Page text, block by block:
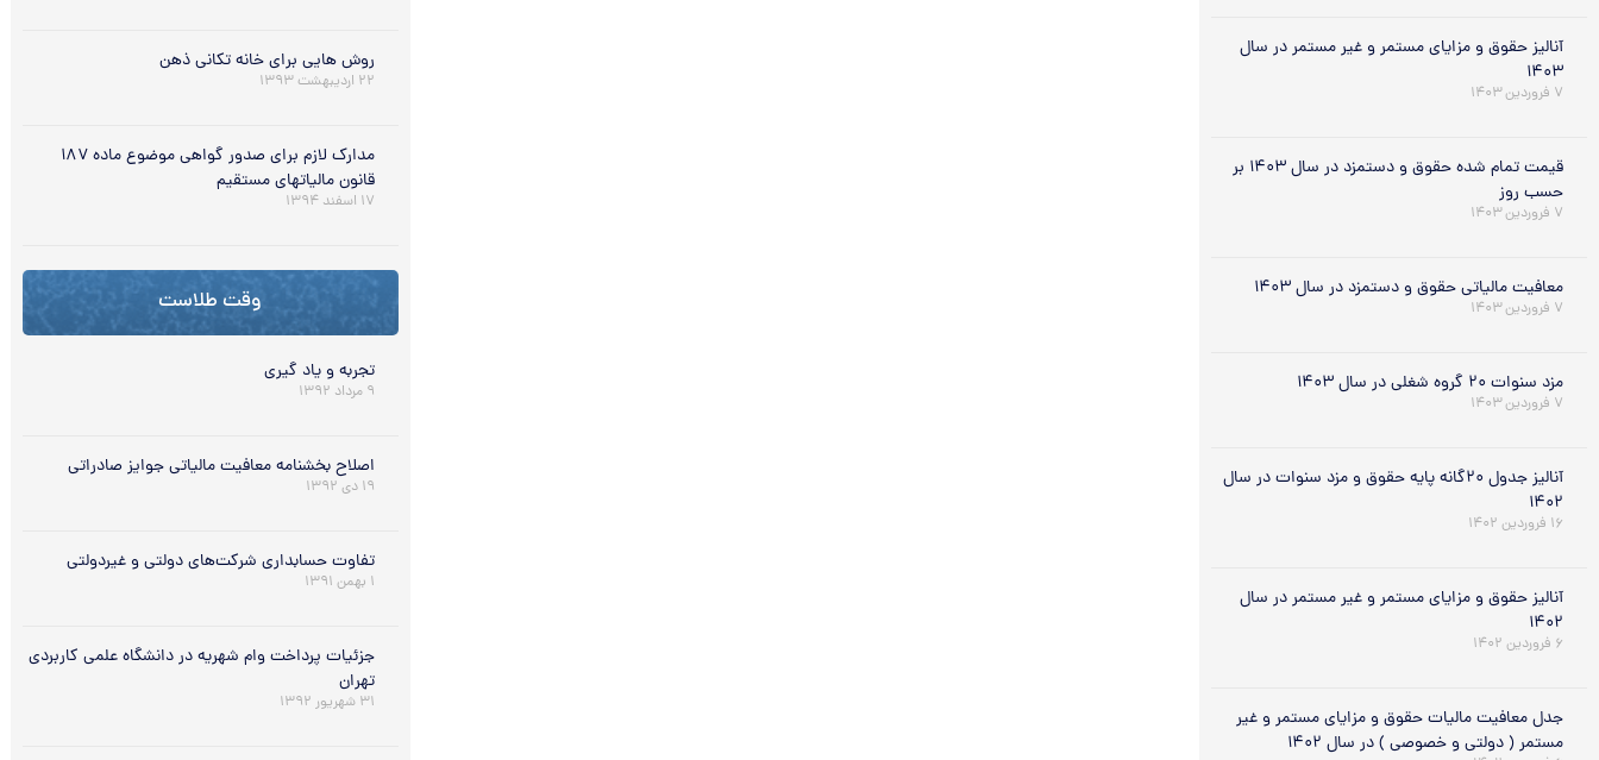
آنالیز حقوق و مزایای مستمر و غیر مستمر در سال
۱۴۰۳
۷ فروردین ۱۴۰۳
قیمت تمام شده حقوق و دستمزد در سال ۱۴۰۳ بر
حسب روز
۷ فروردین ۱۴۰۳
معافیت مالیاتی حقوق و دستمزد در سال ۱۴۰۳
۷ فروردین ۱۴۰۳
مزد سنوات ۲۰ گروه شغلی در سال ۱۴۰۳
۷ فروردین ۱۴۰۳
آنالیز جدول ۲۰گانه پایه حقوق و مزد سنوات در سال
۱۴۰۲
۱۶ فروردین ۱۴۰۲
آنالیز حقوق و مزایای مستمر و غیر مستمر در سال
۱۴۰۲
۶ فروردین ۱۴۰۲
جدل معافیت مالیات حقوق و مزایای مستمر و غیر
مستمر ( دولتی و خصوصی ) در سال ۱۴۰۲
روش هایی برای خانه تکانی ذهن
۲۲ اردیبهشت ۱۳۹۳
مدارک لازم برای صدور گواهی موضوع ماده ۱۸۷
قانون مالیاتهای مستقیم
۱۷ اسفند ۱۳۹۴
وقت طلاست
تجربه و یاد گیری
۹ مرداد ۱۳۹۲
اصلاح بخشنامه معافیت مالیاتی جوایز صادراتی
۱۹ دی ۱۳۹۲
تفاوت حسابداری شرکت‌های دولتی و غیردولتی
۱ بهمن ۱۳۹۱
جزئیات پرداخت وام شهریه در دانشگاه علمی کاربردی
تهران
۳۱ شهریور ۱۳۹۲